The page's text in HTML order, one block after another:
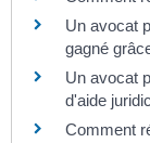
Un avocat
gagné
Un avocat
d'aide
Comment